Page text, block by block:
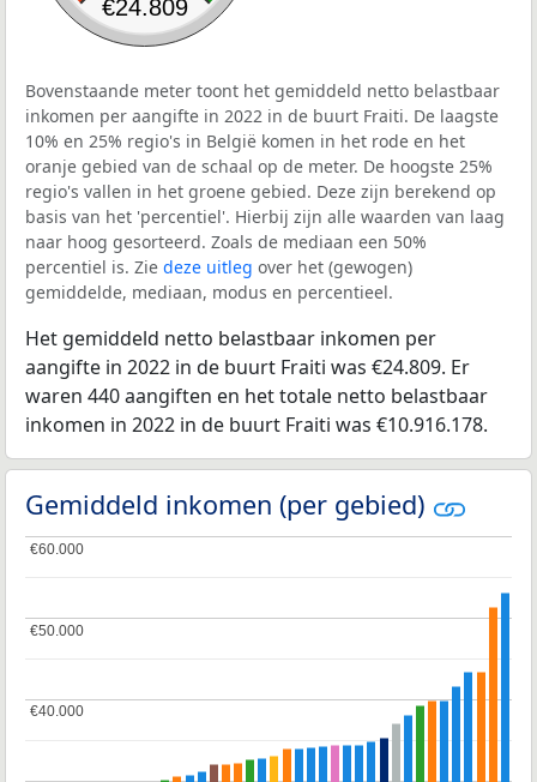
€24.809
Bovenstaande meter toont het gemiddeld netto belastbaar
inkomen per aangifte in 2022 in de buurt Fraiti. De laagste
10% en 25% regio's in België komen in het rode en het
oranje gebied van de schaal op de meter. De hoogste 25%
regio's vallen in het groene gebied. Deze zijn berekend op
basis van het 'percentiel'. Hierbij zijn alle waarden van laag
naar hoog gesorteerd. Zoals de mediaan een 50%
percentiel is. Zie deze uitleg over het (gewogen)
gemiddelde, mediaan, modus en percentieel.
Het gemiddeld netto belastbaar inkomen per
aangifte in 2022 in de buurt Fraiti was €24.809. Er
waren 440 aangiften en het totale netto belastbaar
inkomen in 2022 in de buurt Fraiti was €10.916.178.
Gemiddeld inkomen (per gebied)
€40.000
€40.000
€50.000
€50.000
€60.000
€60.000